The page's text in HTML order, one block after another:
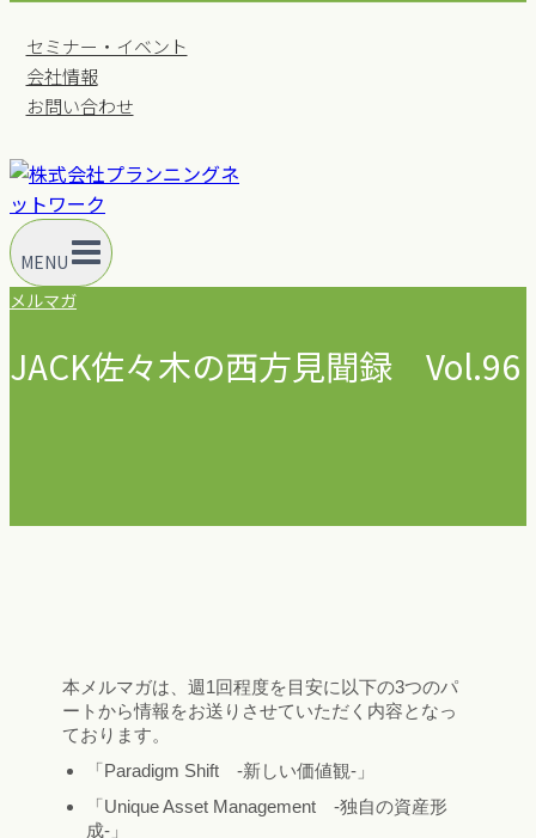
セミナー・イベント
会社情報
お問い合わせ
MENU
メルマガ
JACK佐々木の西方見聞録 Vol.96
本メルマガは、週1回程度を目安に以下の3つのパ
ートから情報をお送りさせていただく内容となっ
ております。
「Paradigm Shift -新しい価値観-」
「Unique Asset Management -独自の資産形
成-」